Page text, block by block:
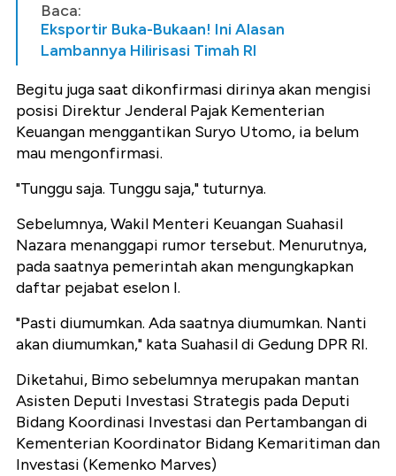
Baca:
Eksportir Buka-Bukaan! Ini Alasan
Lambannya Hilirisasi Timah RI
Begitu juga saat dikonfirmasi dirinya akan mengisi
posisi Direktur Jenderal Pajak Kementerian
Keuangan menggantikan Suryo Utomo, ia belum
mau mengonfirmasi.
"Tunggu saja. Tunggu saja," tuturnya.
Sebelumnya, Wakil Menteri Keuangan Suahasil
Nazara menanggapi rumor tersebut. Menurutnya,
pada saatnya pemerintah akan mengungkapkan
daftar pejabat eselon I.
"Pasti diumumkan. Ada saatnya diumumkan. Nanti
akan diumumkan," kata Suahasil di Gedung DPR RI.
Diketahui, Bimo sebelumnya merupakan mantan
Asisten Deputi Investasi Strategis pada Deputi
Bidang Koordinasi Investasi dan Pertambangan di
Kementerian Koordinator Bidang Kemaritiman dan
Investasi (Kemenko Marves)